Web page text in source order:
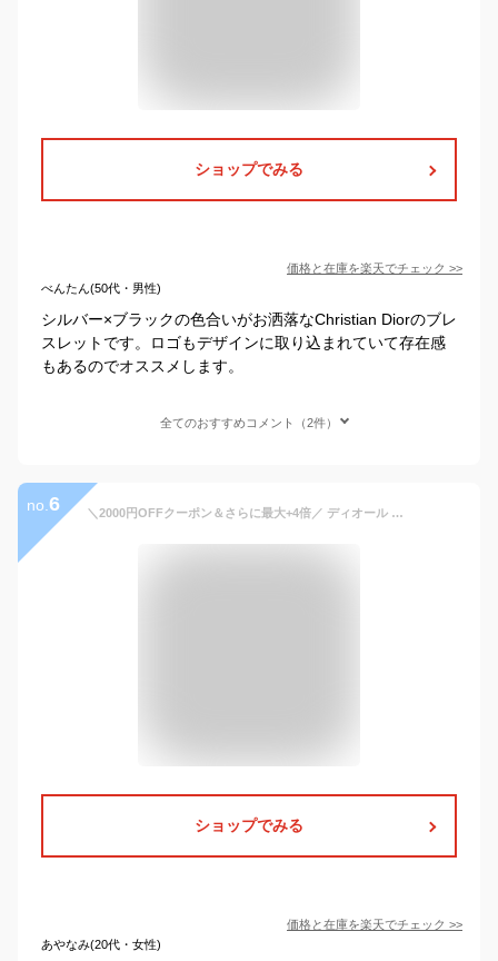
ショップでみる
価格と在庫を楽天でチェック >>
べんたん(50代・男性)
シルバー×ブラックの色合いがお洒落なChristian Diorのブレ
スレットです。ロゴもデザインに取り込まれていて存在感
もあるのでオススメします。
全てのおすすめコメント（2件）
no. 6 ＼2000円OFFクーポン＆さらに最大+4倍／ ディオール ブレスレット メンズ ブランド Christian Dior ポルトガル B2441 グレー系 シルバー系 アクセサリー
ショップでみる
価格と在庫を楽天でチェック >>
あやなみ(20代・女性)